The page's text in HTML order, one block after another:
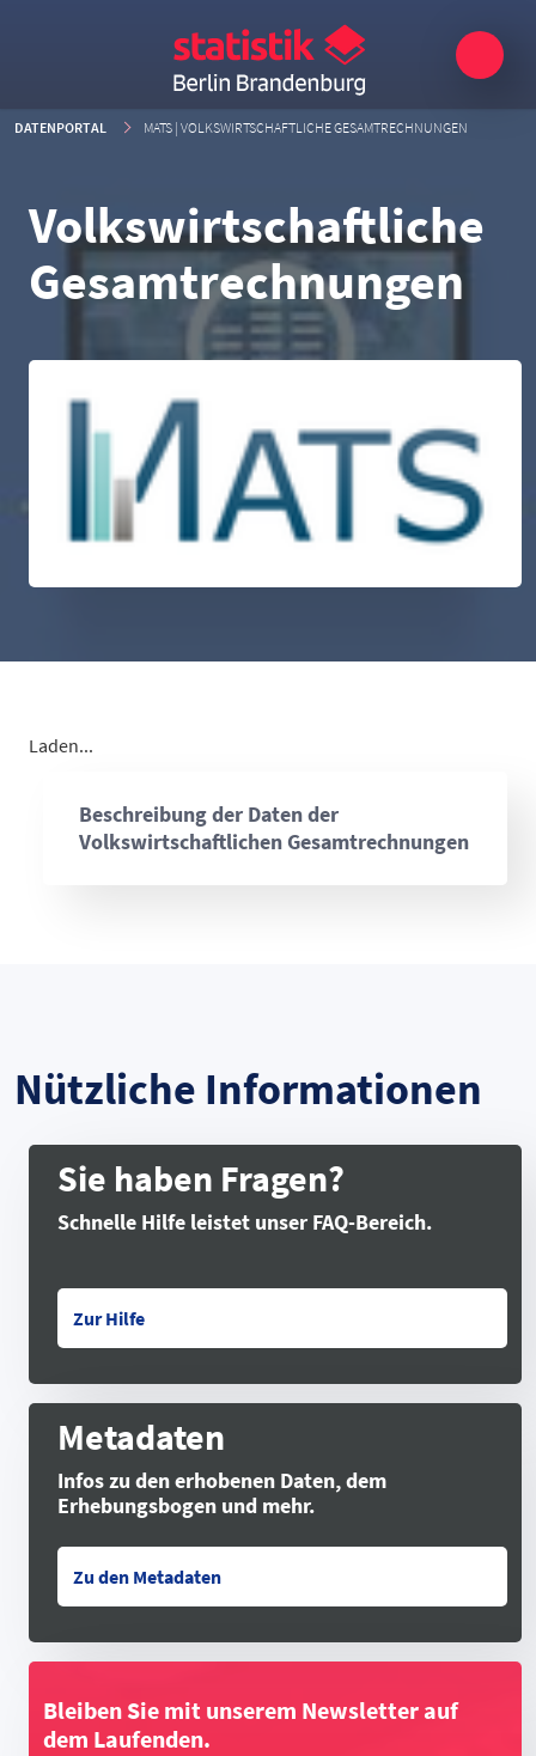
DATENPORTAL MATS | VOLKSWIRTSCHAFTLICHE GESAMTRECHNUNGEN
Volkswirtschaftliche
Gesamtrechnungen
Laden...
Beschreibung der Daten der
Volkswirtschaftlichen Gesamtrechnungen
Nützliche Informationen
Sie haben Fragen?
Schnelle Hilfe leistet unser FAQ-Bereich.
Zur Hilfe
Metadaten
Infos zu den erhobenen Daten, dem
Erhebungsbogen und mehr.
Zu den Metadaten
Bleiben Sie mit unserem Newsletter auf
dem Laufenden.